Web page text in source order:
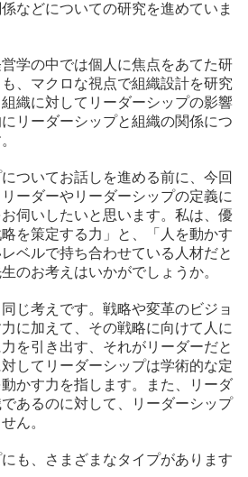
などについての研究を進めていま
学の中では個人に焦点をあてた研
、マクロな視点で組織設計を研究
織に対してリーダーシップの影響
リーダーシップと組織の関係につ
についてお話しを進める前に、今回
ーダーやリーダーシップの定義に
伺いしたいと思います。私は、優
を策定する力」と、「人を動かす
ベルで持ち合わせている人材だと
のお考えはいかがでしょうか。
同じ考えです。戦略や変革のビジョ
に加えて、その戦略に向けて人に
を引き出す、それがリーダーだと
してリーダーシップは学術的な定
かす力を指します。また、リーダ
あるのに対して、リーダーシップ
ん。
にも、さまざまなタイプがあります